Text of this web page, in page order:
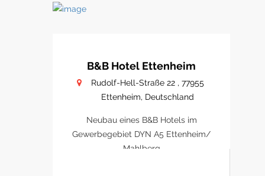
B&B Hotel Ettenheim
Rudolf-Hell-Straße 22 , 77955
Ettenheim, Deutschland
Neubau eines B&B Hotels im
Gewerbegebiet DYN A5 Ettenheim/
Mahlberg